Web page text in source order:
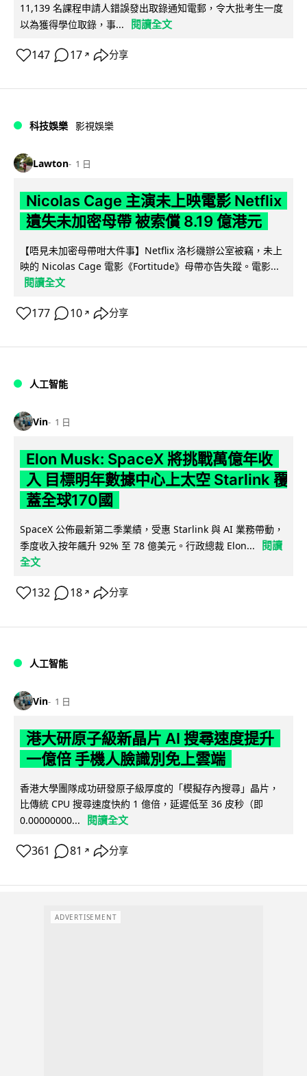
11,139 名課程申請人錯誤發出取錄通知電郵，令大批考生一度
以為獲得學位取錄，事...
閱讀全文
147 17 ↗ 分享
科技娛樂 影視娛樂
Lawton 1 日
Nicolas Cage 主演未上映電影 Netflix
遺失未加密母帶 被索償 8.19 億港元
【唔見未加密母帶咁大件事】Netflix 洛杉磯辦公室被竊，未上
映的 Nicolas Cage 電影《Fortitude》母帶亦告失蹤。電影...
閱讀全文
177 10 ↗ 分享
人工智能
Vin 1 日
Elon Musk: SpaceX 將挑戰萬億年收
入 目標明年數據中心上太空 Starlink 覆
蓋全球170國
SpaceX 公佈最新第二季業績，受惠 Starlink 與 AI 業務帶動，
季度收入按年飆升 92% 至 78 億美元。行政總裁 Elon...
閱讀
全文
132 18 ↗ 分享
人工智能
Vin 1 日
港大研原子級新晶片 AI 搜尋速度提升
一億倍 手機人臉識別免上雲端
香港大學團隊成功研發原子級厚度的「模擬存內搜尋」晶片，
比傳統 CPU 搜尋速度快約 1 億倍，延遲低至 36 皮秒（即
0.00000000...
閱讀全文
361 81 ↗ 分享
ADVERTISEMENT